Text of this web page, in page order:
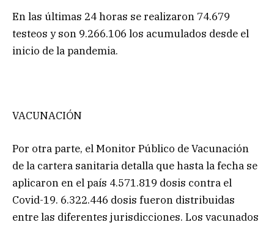
En las últimas 24 horas se realizaron 74.679
testeos y son 9.266.106 los acumulados desde el
inicio de la pandemia.
VACUNACIÓN
Por otra parte, el Monitor Público de Vacunación
de la cartera sanitaria detalla que hasta la fecha se
aplicaron en el país 4.571.819 dosis contra el
Covid-19. 6.322.446 dosis fueron distribuidas
entre las diferentes jurisdicciones. Los vacunados